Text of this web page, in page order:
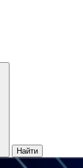
Найти